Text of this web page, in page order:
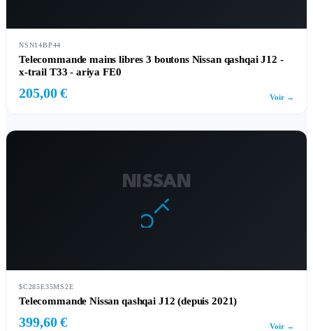
NSN14BP44
Telecommande mains libres 3 boutons Nissan qashqai J12 -
x-trail T33 - ariya FE0
205,00 € Voir →
NISSAN
$C285E35MS2E
Telecommande Nissan qashqai J12 (depuis 2021)
399,60 € Voir →